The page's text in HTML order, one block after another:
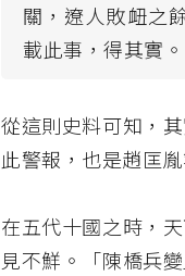
關，遼人敗衄之
載此事，得其實。
從這則史料可知，
此警報，也是趙匡
在五代十國之時，
見不鮮。「陳橋兵